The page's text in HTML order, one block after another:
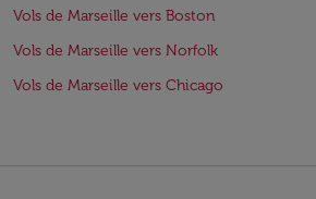
Vols de Marseille vers Boston
Vols de Marseille vers Norfolk
Vols de Marseille vers Chicago